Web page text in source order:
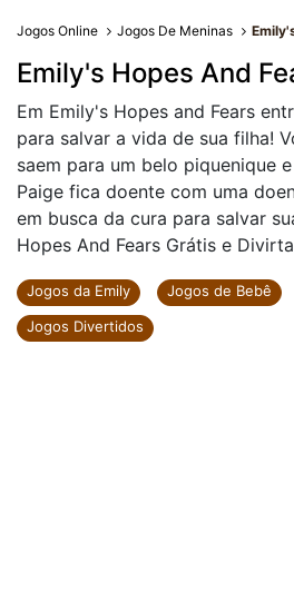
Jogos Online Jogos De Meninas
Emily's Hopes And
Em Emily's Hopes and Fears
para salvar a vida de sua filha!
saem para um belo piquenique
Paige fica doente com uma
em busca da cura para salvar
Hopes And Fears Grátis e
Jogos da Emily Jogos de Bebê
Jogos Divertidos